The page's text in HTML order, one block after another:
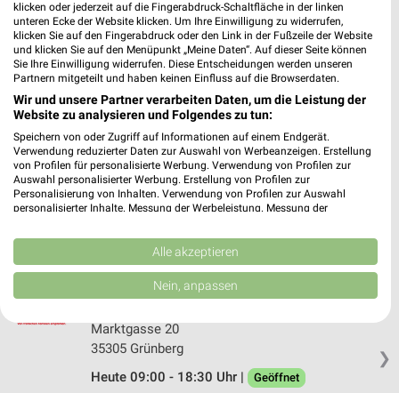
Ernsting's family Bad Vilbel
Friedberger Straße 77 a
61118 Bad Vilbel
Heute 09:00 - 19:00 Uhr | Geöffnet
414,64 km
Ernsting's family Hanau
Am Steinheimer Tor 5
63450 Hanau
❯
Marktgasse 20
35305 Grünberg
Heute 09:00 - 18:30 Uhr |
Geöffnet
klicken oder jederzeit auf die Fingerabdruck-Schaltfläche in der linken
unteren Ecke der Website klicken. Um Ihre Einwilligung zu widerrufen,
klicken Sie auf den Fingerabdruck oder den Link in der Fußzeile der Website
und klicken Sie auf den Menüpunkt „Meine Daten“. Auf dieser Seite können
Sie Ihre Einwilligung widerrufen. Diese Entscheidungen werden unseren
Partnern mitgeteilt und haben keinen Einfluss auf die Browserdaten.
Wir und unsere Partner verarbeiten Daten, um die Leistung der
Website zu analysieren und Folgendes zu tun:
Speichern von oder Zugriff auf Informationen auf einem Endgerät.
Verwendung reduzierter Daten zur Auswahl von Werbeanzeigen. Erstellung
von Profilen für personalisierte Werbung. Verwendung von Profilen zur
Auswahl personalisierter Werbung. Erstellung von Profilen zur
Personalisierung von Inhalten. Verwendung von Profilen zur Auswahl
personalisierter Inhalte. Messung der Werbeleistung. Messung der
Kombinationen von Daten aus verschiedenen Quellen. Entwicklung und
Verbesserung der Angebote. Verwendung reduzierter Daten zur Auswahl
von Inhalten.
Daten können außerhalb der Europäischen Union weitergegeben und in die
USA gesendet werden.
Website/App.
Partnerliste anzeigen (1 IAB-Anbieter)
Wir nutzen Ihre Daten für folgende Zwecke:
Alle akzeptieren
Nein, anpassen